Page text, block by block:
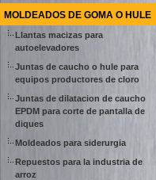
MOLDEADOS DE GOMA O HULE
Llantas macizas para
autoelevadores
Juntas de caucho o hule para
equipos productores de cloro
Juntas de dilatacion de caucho
EPDM para corte de pantalla de
diques
Moldeados para siderurgia
Repuestos para la industria de
arroz